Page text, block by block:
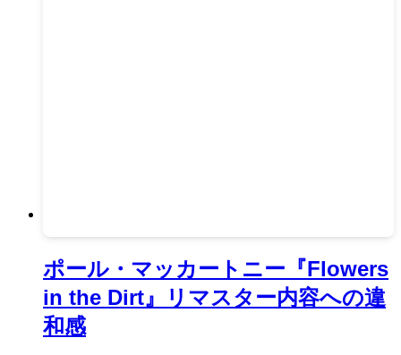
ポール・マッカートニー『Flowers
in the Dirt』リマスター内容への違
和感